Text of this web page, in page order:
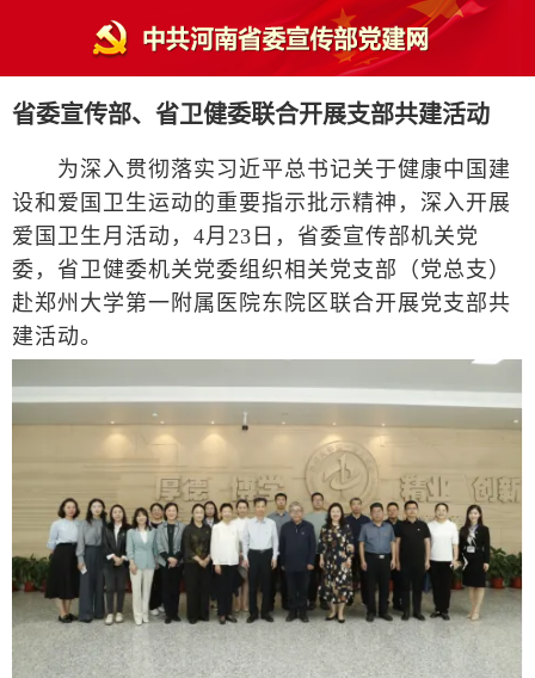
省委宣传部、省卫健委联合开展支部共建活动
为深入贯彻落实习近平总书记关于健康中国建
设和爱国卫生运动的重要指示批示精神，深入开展
爱国卫生月活动，4月23日，省委宣传部机关党
委，省卫健委机关党委组织相关党支部（党总支）
赴郑州大学第一附属医院东院区联合开展党支部共
建活动。